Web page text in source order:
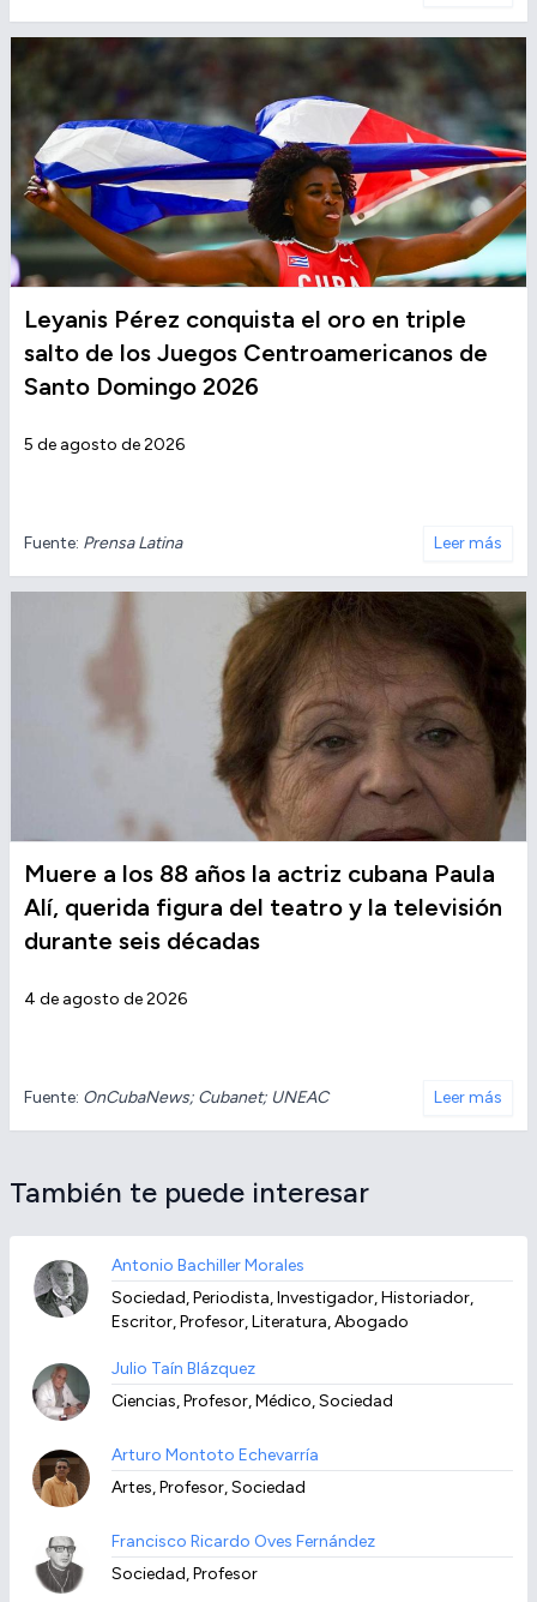
Leyanis Pérez conquista el oro en triple
salto de los Juegos Centroamericanos de
Santo Domingo 2026
5 de agosto de 2026
Fuente: Prensa Latina Leer más
Muere a los 88 años la actriz cubana Paula
Alí, querida figura del teatro y la televisión
durante seis décadas
4 de agosto de 2026
Fuente: OnCubaNews; Cubanet; UNEAC Leer más
También te puede interesar
Antonio Bachiller Morales
Sociedad, Periodista, Investigador, Historiador,
Escritor, Profesor, Literatura, Abogado
Julio Taín Blázquez
Ciencias, Profesor, Médico, Sociedad
Arturo Montoto Echevarría
Artes, Profesor, Sociedad
Francisco Ricardo Oves Fernández
Sociedad, Profesor